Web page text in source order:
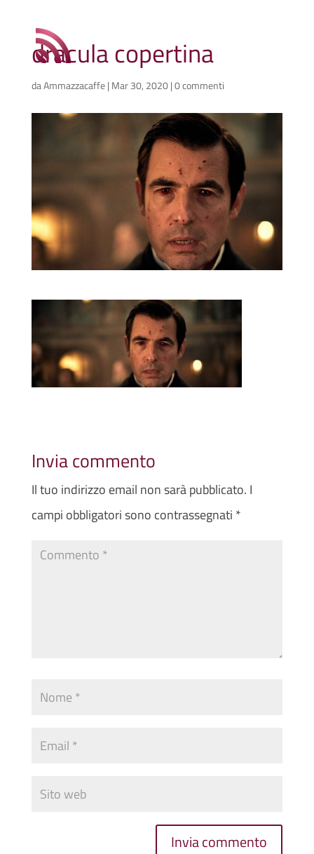
dracula copertina
daAmmazzacaffe| Mar 30, 2020|0 commenti
Invia commento
Il tuo indirizzo email non sarà pubblicato. I
campi obbligatori sono contrassegnati *